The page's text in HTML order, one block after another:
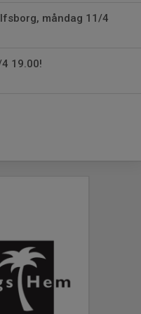
måndag 11/4
19.00!